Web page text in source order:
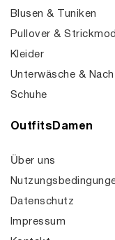
Blusen & Tuniken
Pullover &
Kleider
Unterwäsche &
Schuhe
OutfitsDamen
Über uns
Datenschutz
Impressum